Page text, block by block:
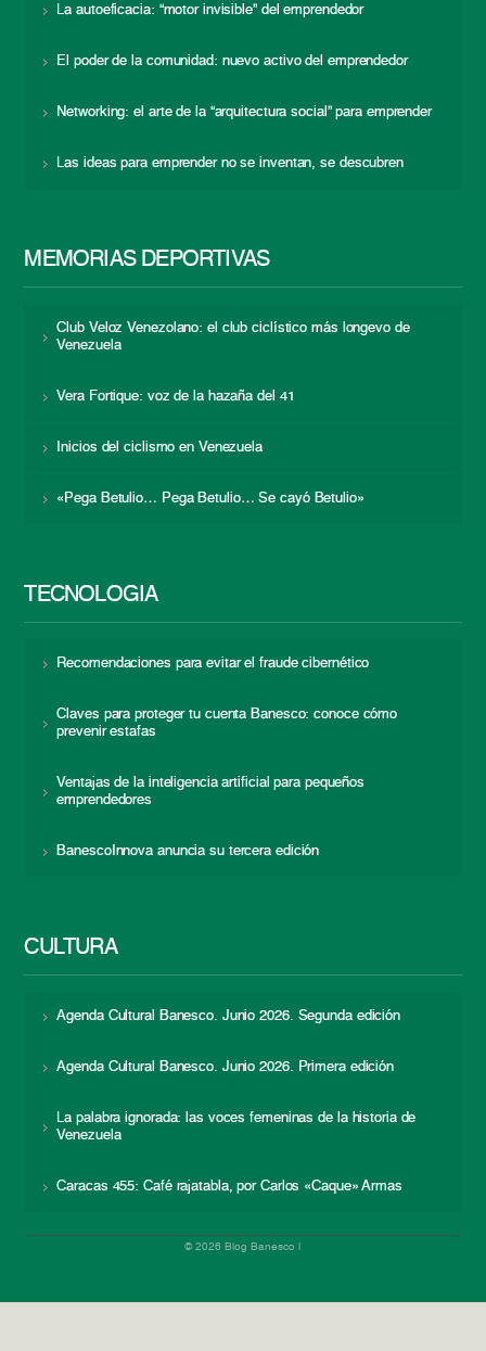
La autoeficacia: “motor invisible” del emprendedor
El poder de la comunidad: nuevo activo del emprendedor
Networking: el arte de la “arquitectura social” para emprender
Las ideas para emprender no se inventan, se descubren
MEMORIAS DEPORTIVAS
Club Veloz Venezolano: el club ciclístico más longevo de
Venezuela
Vera Fortique: voz de la hazaña del 41
Inicios del ciclismo en Venezuela
«Pega Betulio… Pega Betulio… Se cayó Betulio»
TECNOLOGÍA
Recomendaciones para evitar el fraude cibernético
Claves para proteger tu cuenta Banesco: conoce cómo
prevenir estafas
Ventajas de la inteligencia artificial para pequeños
emprendedores
BanescoInnova anuncia su tercera edición
CULTURA
Agenda Cultural Banesco. Junio 2026. Segunda edición
Agenda Cultural Banesco. Junio 2026. Primera edición
La palabra ignorada: las voces femeninas de la historia de
Venezuela
Caracas 455: Café rajatabla, por Carlos «Caque» Armas
© 2026 Blog Banesco |